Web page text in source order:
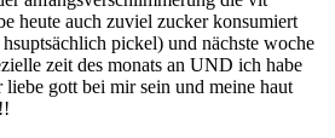
heute auch zuviel zucker konsumiert
pickel) und nächste woche
zeit des monats an UND ich habe
liebe gott bei mir sein und meine haut